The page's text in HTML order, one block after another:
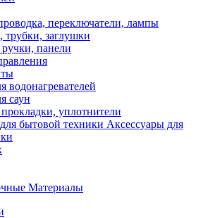
переключатели, лампы
заглушки
панели
саун
уплотнители
Аксессуары для
Материалы